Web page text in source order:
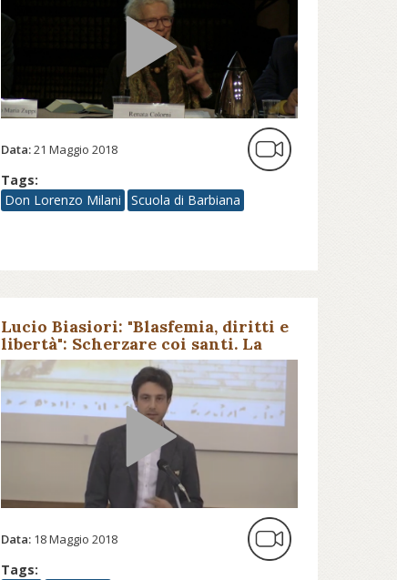
Data:21 Maggio 2018
Tags:
Don Lorenzo Milani
Scuola di Barbiana
Lucio Biasiori: "Blasfemia, diritti e
libertà": Scherzare coi santi. La
satira religiosa europea nella pri...
Data: 18 Maggio 2018
Tags: